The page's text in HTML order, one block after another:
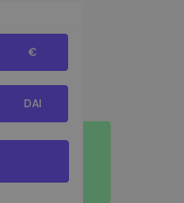
€
DAI